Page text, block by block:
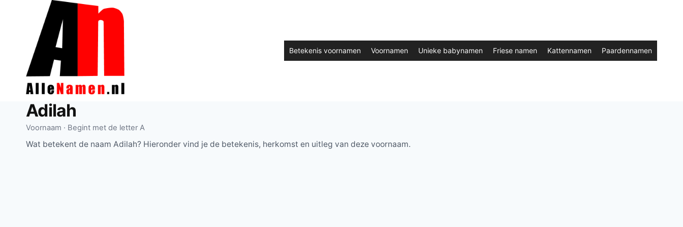
Betekenis voornamen Voornamen Unieke babynamen Friese namen Kattennamen Paardennamen
Adilah
Voornaam · Begint met de letter A
Wat betekent de naam Adilah? Hieronder vind je de betekenis, herkomst en uitleg van deze voornaam.